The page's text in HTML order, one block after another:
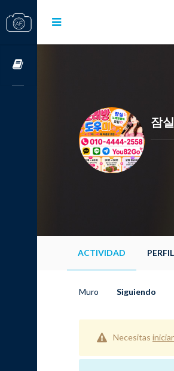
잠
ACTIVIDAD PERFIL
Muro Siguiendo
Necesitas